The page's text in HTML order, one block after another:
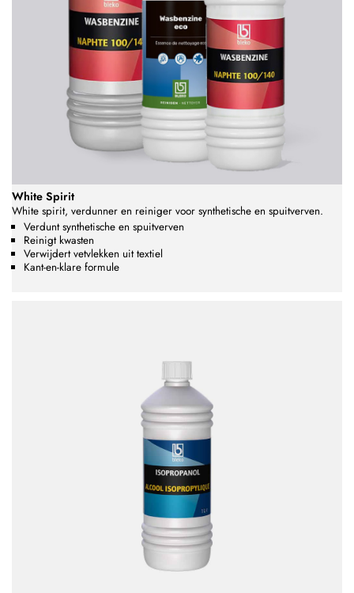
White Spirit
White spirit, verdunner en reiniger voor synthetische en spuitverven.
Verdunt synthetische en spuitverven
Reinigt kwasten
Verwijdert vetvlekken uit textiel
Kant-en-klare formule